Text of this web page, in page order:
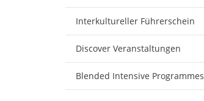
Interkultureller Führerschein
Discover Veranstaltungen
Blended Intensive Programmes